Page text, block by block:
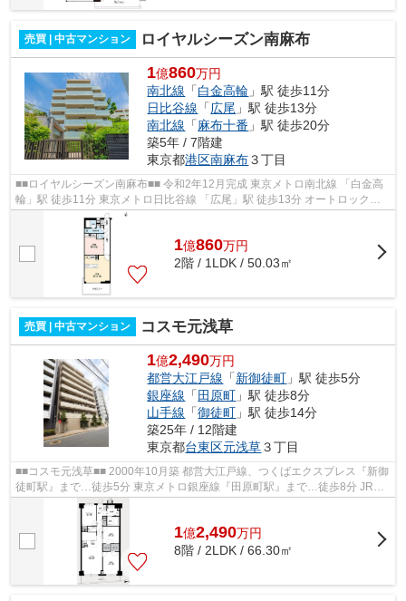
売買 | 中古マンション ロイヤルシーズン南麻布
1億860万円
南北線 「白金高輪 」駅 徒歩11分
日比谷線 「広尾 」駅 徒歩13分
南北線 「麻布十番 」駅 徒歩20分
築5年 / 7階建
東京都港区南麻布３丁目
■■ロイヤルシーズン南麻布■■ 令和2年12月完成 東京メトロ南北線 「白金高
輪」駅 徒歩11分 東京メトロ日比谷線 「広尾」駅 徒歩13分 オートロック・
宅配ボックス完備 ペット飼育可...
1億860万円
2階 / 1LDK / 50.03㎡
売買 | 中古マンション コスモ元浅草
1億2,490万円
都営大江戸線 「新御徒町 」駅 徒歩5分
銀座線 「田原町 」駅 徒歩8分
山手線 「御徒町 」駅 徒歩14分
築25年 / 12階建
東京都台東区元浅草３丁目
■■コスモ元浅草■■ 2000年10月築 都営大江戸線、つくばエクスプレス『新御
徒町駅』まで…徒歩5分 東京メトロ銀座線『田原町駅』まで…徒歩8分 JR山
手線、JR京浜東北線『御徒町駅』まで…...
1億2,490万円
8階 / 2LDK / 66.30㎡